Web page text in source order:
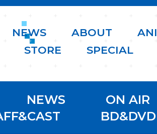
NEWS ABOUT ANI
STORE SPECIAL
NEWS ON AIR
BD&DVD